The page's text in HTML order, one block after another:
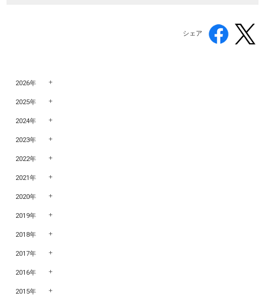
シェア
2026年
2025年
2024年
2023年
2022年
2021年
2020年
2019年
2018年
2017年
2016年
2015年